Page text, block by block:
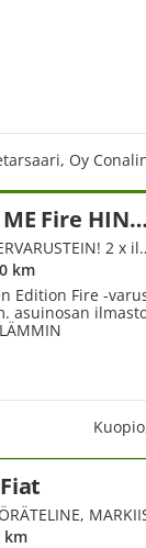
Oy
Weinsberg CaraBus 600 ME Fire HINTAPOMMI, Fiat
2.2, Retkeilyauto, Automaatti,
km
Edition Fire -
asuinosan
km